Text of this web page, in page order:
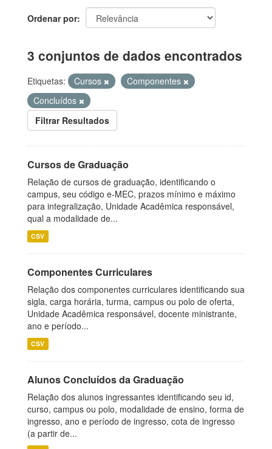
Ordenar por
3 conjuntos de dados encontrados
Etiquetas: Cursos
Componentes
Concluídos
Filtrar Resultados
Cursos de Graduação
Relação de cursos de graduação, identificando o
campus, seu código e-MEC, prazos mínimo e máximo
para integralização, Unidade Acadêmica responsável,
qual a modalidade de...
CSV
Componentes Curriculares
Relação dos componentes curriculares identificando sua
sigla, carga horária, turma, campus ou polo de oferta,
Unidade Acadêmica responsável, docente ministrante,
ano e período...
CSV
Alunos Concluídos da Graduação
Relação dos alunos ingressantes identificando seu id,
curso, campus ou polo, modalidade de ensino, forma de
ingresso, ano e período de ingresso, cota de ingresso
(a partir de...